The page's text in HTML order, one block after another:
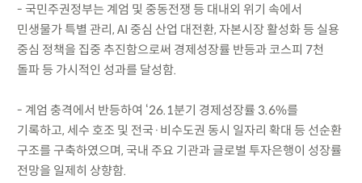
- 국민주권정부는 계엄 및 중동전쟁 등 대내외 위기 속에서
민생물가 특별 관리, AI 중심 산업 대전환, 자본시장 활성화 등 실용
중심 정책을 집중 추진함으로써 경제성장률 반등과 코스피 7천
돌파 등 가시적인 성과를 달성함.
- 계엄 충격에서 반등하여 ‘26.1분기 경제성장률 3.6%를
기록하고, 세수 호조 및 전국·비수도권 동시 일자리 확대 등 선순환
구조를 구축하였으며, 국내 주요 기관과 글로벌 투자은행이 성장률
전망을 일제히 상향함.